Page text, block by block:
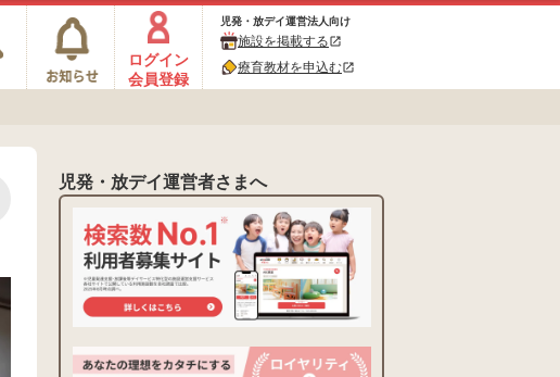
ログイン
会員登録
児発・放デイ運営法人向け
施設を掲載するopen_in_new
療育教材を申込むopen_in_new
児発・放デイ運営者さまへ